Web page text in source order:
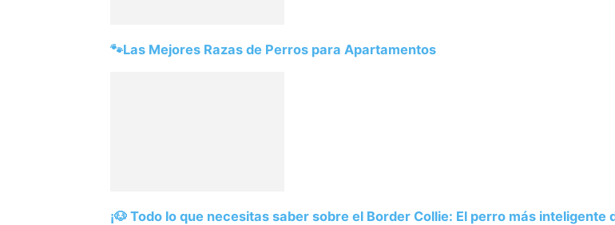
🐾Las Mejores Razas de Perros para Apartamentos
¡🐶 Todo lo que necesitas saber sobre el Border Collie: El perro más inteligente